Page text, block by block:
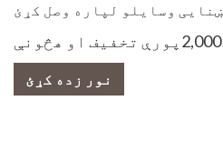
نور زده کړئ